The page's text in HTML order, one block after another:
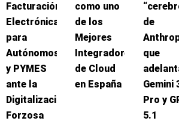
Facturación
Electrónica
para
Autónomos
y PYMES
ante la
Digitalización
Forzosa
como uno
de los
Mejores
Integradores
de Cloud
en España
de
que
Gemini
Pro y
5.1